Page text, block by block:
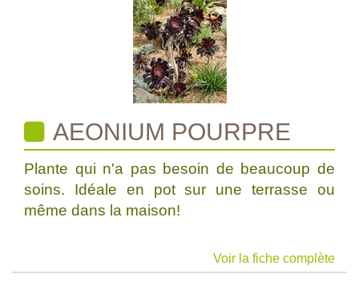
AEONIUM POURPRE
Plante qui n'a pas besoin de beaucoup de
soins. Idéale en pot sur une terrasse ou
même dans la maison!
Voir la fiche complète